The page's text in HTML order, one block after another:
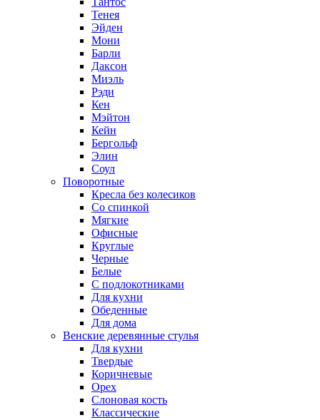
Тенея
Эйден
Мони
Барли
Даксон
Миэль
Рэди
Кен
Мэйтон
Кейн
Бергольф
Элин
Соул
Поворотные
Кресла без колесиков
Со спинкой
Мягкие
Офисные
Круглые
Черные
Белые
С подлокотниками
Для кухни
Обеденные
Для дома
Венские деревянные стулья
Для кухни
Твердые
Коричневые
Орех
Слоновая кость
Классические